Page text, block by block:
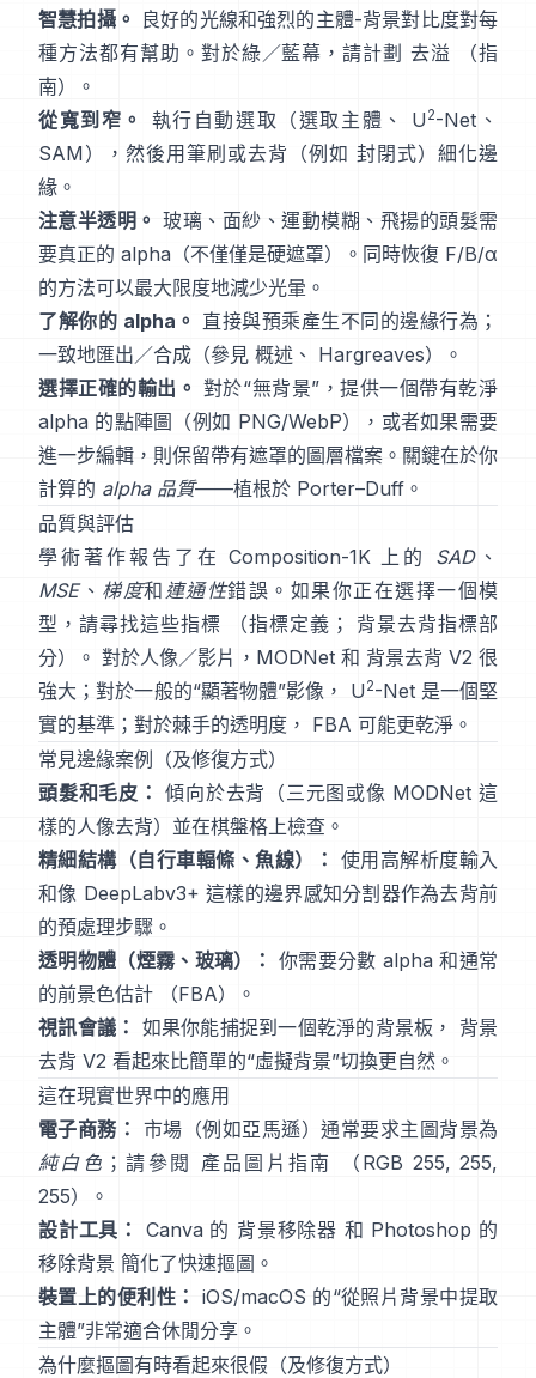
智慧拍攝。 良好的光線和強烈的主體-背景對比度對每
種方法都有幫助。對於綠／藍幕，請計劃 去溢 （指
南）。
從寬到窄。
執行自動選取（選取主體、 U 2-Net 、
SAM），然後用筆刷或去背（例如 封閉式）細化邊
緣。
注意半透明。 玻璃、面紗、運動模糊、飛揚的頭髮需
要真正的 alpha（不僅僅是硬遮罩）。同時恢復 F/B/α
的方法可以最大限度地減少光暈。
了解你的 alpha。 直接與預乘產生不同的邊緣行為；
一致地匯出／合成（參見 概述 、 Hargreaves）。
選擇正確的輸出。 對於“無背景”，提供一個帶有乾淨
alpha 的點陣圖（例如 PNG/WebP），或者如果需要
進一步編輯，則保留帶有遮罩的圖層檔案。關鍵在於你
計算的 alpha 品質——植根於 Porter–Duff 。
品質與評估
學術著作報告了在Composition-1K 上的 SAD、
MSE、 梯度和 連通性錯誤。如果你正在選擇一個模
型，請尋找這些指標
（指標定義 ；
背景去背指標部
分）。 對於人像／影片， MODNet和 背景去背 V2 很
強大；對於一般的“顯著物體”影像，
U 2-Net是一個堅
實的基準；對於棘手的透明度， FBA 可能更乾淨。
常見邊緣案例（及修復方式）
頭髮和毛皮： 傾向於去背（三元图或像 MODNet 這
樣的人像去背）並在棋盤格上檢查。
精細結構（自行車輻條、魚線）： 使用高解析度輸入
和像 DeepLabv3+ 這樣的邊界感知分割器作為去背前
的預處理步驟。
透明物體（煙霧、玻璃）： 你需要分數 alpha 和通常
的前景色估計
（FBA）。
視訊會議： 如果你能捕捉到一個乾淨的背景板，
背景
去背 V2 看起來比簡單的“虛擬背景”切換更自然。
這在現實世界中的應用
電子商務： 市場（例如亞馬遜）通常要求主圖背景為
純白色 ；請參閱 產品圖片指南
（RGB 255, 255,
255）。
設計工具：
Canva 的 背景移除器 和 Photoshop 的
移除背景 簡化了快速摳圖。
裝置上的便利性： iOS/macOS 的“從照片背景中提取
主體”非常適合休閒分享。
為什麼摳圖有時看起來很假（及修復方式）